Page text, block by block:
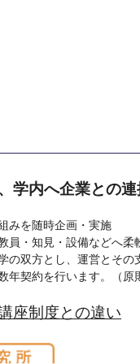
学内へ企業との連
みを随時企画・実施
員・知見・設備などへ柔
の双方とし、運営とその
年契約を行います。（
座制度との違い